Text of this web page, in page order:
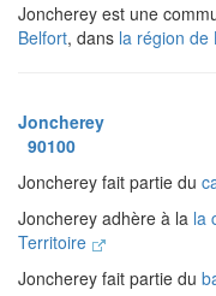
Joncherey est une
Belfort, dans la région de
Joncherey
90100
Joncherey fait partie du
Joncherey adhère à la la
Territoire
Joncherey fait partie du